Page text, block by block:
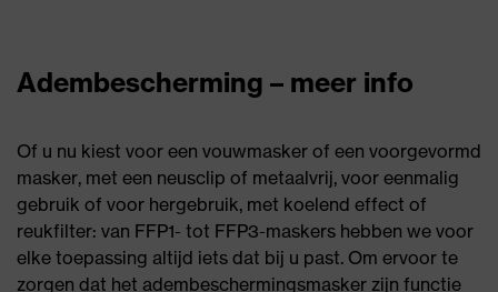
Adembescherming – meer info
Of u nu kiest voor een vouwmasker of een voorgevormd
masker, met een neusclip of metaalvrij, voor eenmalig
gebruik of voor hergebruik, met koelend effect of
reukfilter: van FFP1- tot FFP3-maskers hebben we voor
elke toepassing altijd iets dat bij u past. Om ervoor te
zorgen dat het adembeschermingsmasker zijn functie